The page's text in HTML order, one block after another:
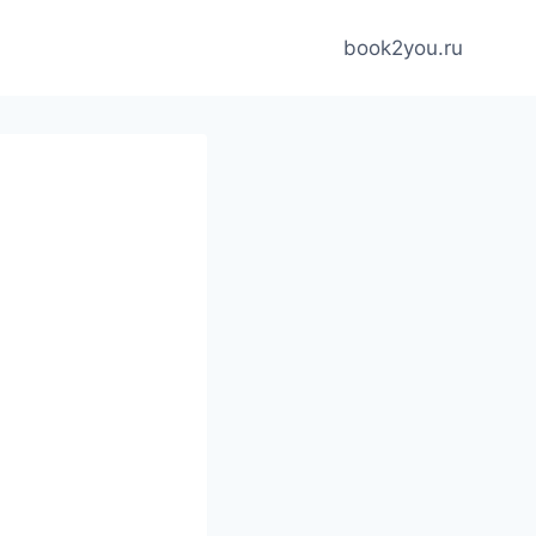
book2you.ru